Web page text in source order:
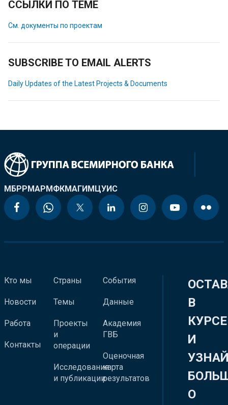
ССЫЛКИ ПО ТЕМЕ
См. документы по проектам
SUBSCRIBE TO EMAIL ALERTS
Daily Updates of the Latest Projects & Documents
МБРРМАРМФКМАГИМЦУИС
Кто мы
Новости
Работа
Контакты
Страны
Темы
Проекты
и
операции
Исследования
и публикации
События
Данные
Академия
ГВБ
Оценочная
карта
результатов
В
КУРСЕ
И
О